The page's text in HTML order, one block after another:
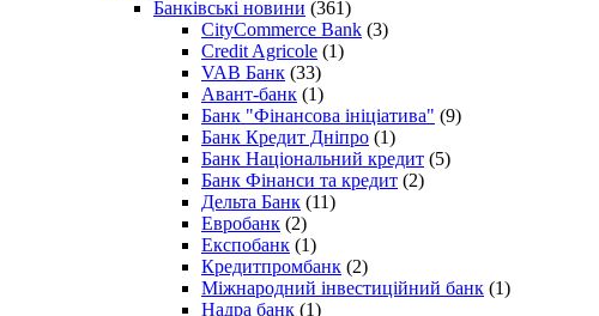
Банківські новини (361)
CityCommerce Bank (3)
Credit Agricole (1)
VAB Банк (33)
Авант-банк (1)
Банк "Фінансова ініціатива" (9)
Банк Кредит Дніпро (1)
Банк Національний кредит (5)
Банк Фінанси та кредит (2)
Дельта Банк (11)
Евробанк (2)
Експобанк (1)
Кредитпромбанк (2)
Міжнародний інвестиційний банк (1)
Надра банк (1)